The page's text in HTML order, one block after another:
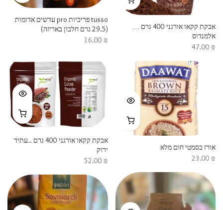
tusso פריכיות pro עדשים אדומות
(29.5 גרם חלבון באריזה)
16.00 ₪
אבקת קקאו אורגני 400 גרם …
אלמנדוס
47.00 ₪
אבקת קקאו אורגני 400 גרם ..עתיד
ירוק
52.00 ₪
אורז בסמטי חום מלא
23.00 ₪